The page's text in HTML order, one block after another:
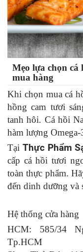
Mẹo lựa chọn
mua hàng
Khi chọn mua cá
hồng cam tươi
tanh hôi. Cá hồi
hàm lượng
TạiThực Phẩm
cấp cá hồi tươi
toàn thực phẩm.
đến dinh dưỡng và
Hệ thống cửa hàng
HCM: 585/34
Tp.HCM